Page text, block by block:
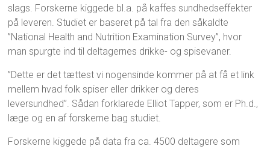
slags. Forskerne kiggede bl.a. på kaffes sundhedseffekter
på leveren. Studiet er baseret på tal fra den såkaldte
”National Health and Nutrition Examination Survey”, hvor
man spurgte ind til deltagernes drikke- og spisevaner.
”Dette er det tættest vi nogensinde kommer på at få et link
mellem hvad folk spiser eller drikker og deres
leversundhed”. Sådan forklarede Elliot Tapper, som er Ph.d.,
læge og en af forskerne bag studiet.
Forskerne kiggede på data fra ca. 4500 deltagere som